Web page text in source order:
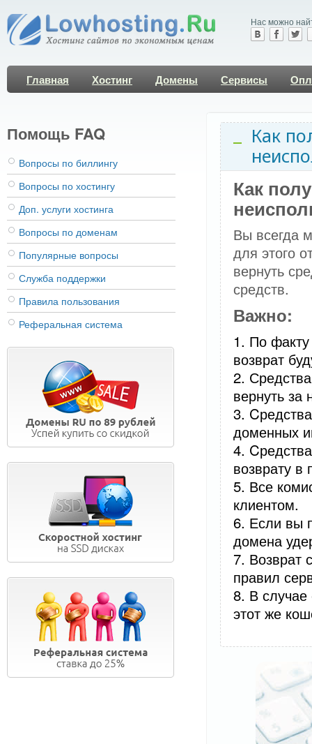
Нас можно
Главная Хостинг Домены Сервисы
Как
Как
Вы всегда
для этого
вернуть
средств.
Важно:
1. По факту
возврат
2.
вернуть за
3.
доменных
4.
возврату
5. Все
клиентом.
6. Если вы
домена
7. Возврат
правил
8. В случае
этот же
Помощь FAQ
Вопросы по биллингу
Вопросы по хостингу
Доп. услуги хостинга
Вопросы по доменам
Популярные вопросы
Служба поддержки
Правила пользования
Реферальная система